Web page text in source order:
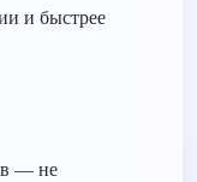
и быстрее
— не